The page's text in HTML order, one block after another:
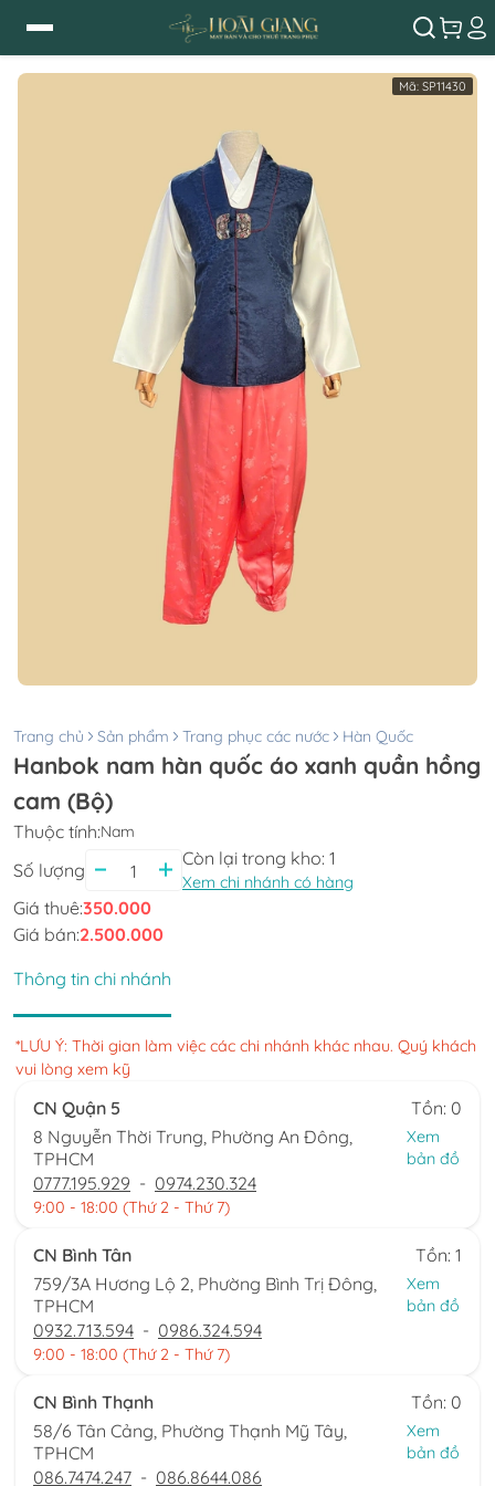
Mã: SP11430
Trang chủ Sản phẩm Trang phục các nước Hàn Quốc
Hanbok nam hàn quốc áo xanh quần hồng
cam (Bộ)
Thuộc tính:Nam
Số lượng
Còn lại trong kho: 1
Xem chi nhánh có hàng
Giá thuê:350.000
Giá bán:2.500.000
Thông tin chi nhánh
*LƯU Ý: Thời gian làm việc các chi nhánh khác nhau. Quý khách
vui lòng xem kỹ
CN Quận 5
Tồn: 0
8 Nguyễn Thời Trung, Phường An Đông,
TPHCM
Xem
bản đồ
0777.195.929 - 0974.230.324
9:00 - 18:00 (Thứ 2 - Thứ 7)
CN Bình Tân
Tồn: 1
759/3A Hương Lộ 2, Phường Bình Trị Đông,
TPHCM
Xem
bản đồ
0932.713.594 - 0986.324.594
9:00 - 18:00 (Thứ 2 - Thứ 7)
CN Bình Thạnh
Tồn: 0
58/6 Tân Cảng, Phường Thạnh Mỹ Tây,
TPHCM
Xem
bản đồ
086.7474.247 - 086.8644.086